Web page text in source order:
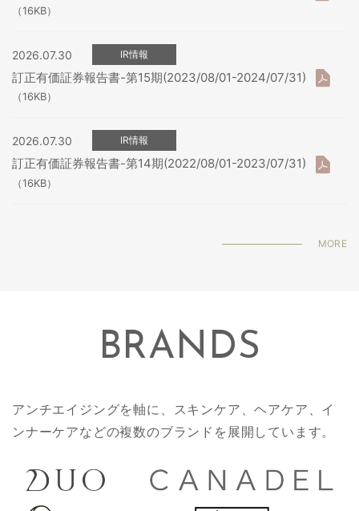
（16KB）
2026.07.30 IR情報
訂正有価証券報告書-第15期(2023/08/01-2024/07/31)
（16KB）
2026.07.30 IR情報
訂正有価証券報告書-第14期(2022/08/01-2023/07/31)
（16KB）
MORE
BRANDS
アンチエイジングを軸に、スキンケア、ヘアケア、イ
ンナーケアなどの複数のブランドを展開しています。